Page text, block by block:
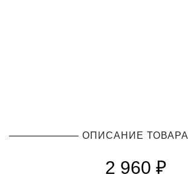
ОПИСАНИЕ ТОВАРА
2 960 ₽